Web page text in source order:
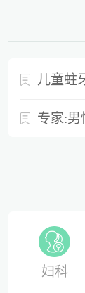
儿童蛀
专家:男
妇科